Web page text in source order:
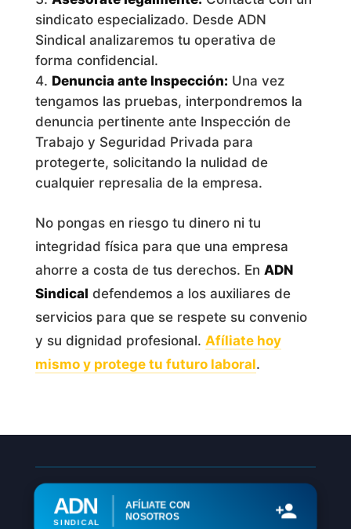
sindicato especializado. Desde ADN
Sindical analizaremos tu operativa de
forma confidencial.
Denuncia ante Inspección: Una vez
tengamos las pruebas, interpondremos la
denuncia pertinente ante Inspección de
Trabajo y Seguridad Privada para
protegerte, solicitando la nulidad de
cualquier represalia de la empresa.
No pongas en riesgo tu dinero ni tu
integridad física para que una empresa
ahorre a costa de tus derechos. En ADN
Sindical defendemos a los auxiliares de
servicios para que se respete su convenio
y su dignidad profesional. Afíliate hoy
mismo y protege tu futuro laboral.
ADN
SINDICAL
AFÍLIATE CON
NOSOTROS